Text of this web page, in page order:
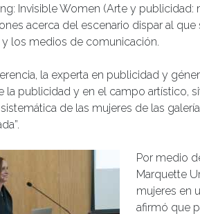
Invisible Women (Arte y
acerca del escenario dispar al
los medios de comunicación.
la experta en publicidad y
la publicidad y en el campo artístico,
de las mujeres de las
Por medio
Marquette
mujeres en
afirmó que